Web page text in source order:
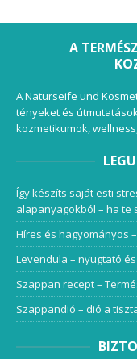
A
A Naturseife und
tényeket és
kozmetikumok,
Így készíts saját esti
alapanyagokból – ha te
Híres és hagyományos
Levendula – nyugtató
Szappan recept –
Szappandió – dió a